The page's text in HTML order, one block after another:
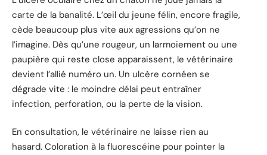
carte de la banalité. L’œil du jeune félin, encore fragile,
cède beaucoup plus vite aux agressions qu’on ne
l’imagine. Dès qu’une rougeur, un larmoiement ou une
paupière qui reste close apparaissent, le vétérinaire
devient l’allié numéro un. Un ulcère cornéen se
dégrade vite : le moindre délai peut entraîner
infection, perforation, ou la perte de la vision.
En consultation, le vétérinaire ne laisse rien au
hasard. Coloration à la fluorescéine pour pointer la